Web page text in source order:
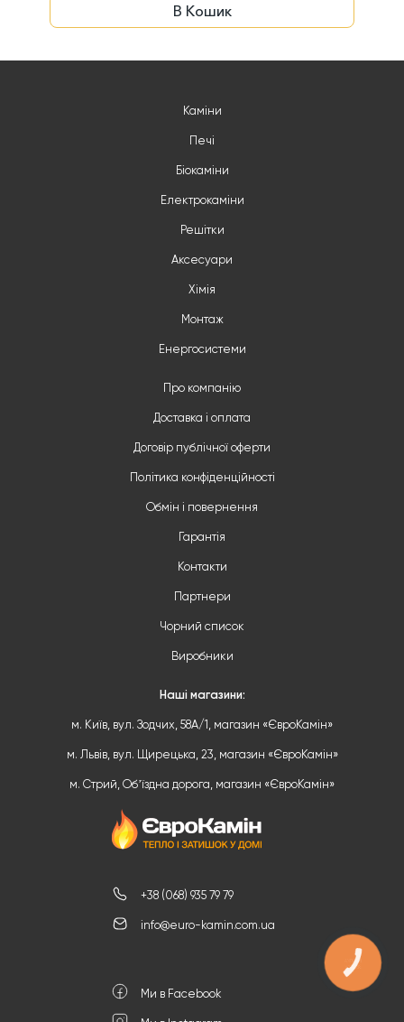
В Кошик
+38 (068) 935 79 79
info@euro-kamin.com.ua
Ми в Facebook
Каміни
Печі
Біокаміни
Електрокаміни
Решітки
Аксесуари
Хімія
Монтаж
Енергосистеми
Про компанію
Доставка і оплата
Договір публічної оферти
Політика конфіденційності
Обмін і повернення
Гарантія
Контакти
Партнери
Чорний список
Виробники
Наші магазини:
м. Київ, вул. Зодчих, 58А/1, магазин «ЄвроКамін»
м. Львів, вул. Щирецька, 23, магазин «ЄвроКамін»
м. Стрий, Обʼїздна дорога, магазин «ЄвроКамін»
КНОПКА
ЗВ'ЯЗКУ